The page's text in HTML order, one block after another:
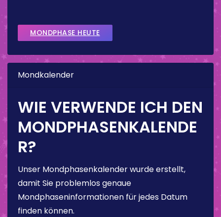
MONDPHASE HEUTE
Mondkalender
WIE VERWENDE ICH DEN
MONDPHASENKALENDE
R?
Unser Mondphasenkalender wurde erstellt,
damit Sie problemlos genaue
Mondphaseninformationen für jedes Datum
finden können.